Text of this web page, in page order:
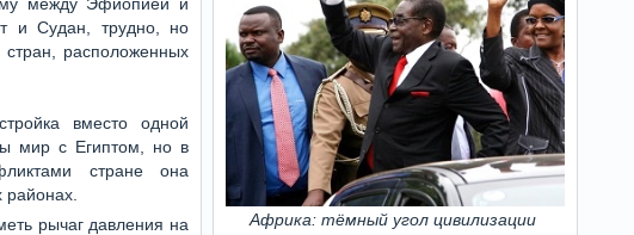
и Судан, трудно, но
расположенных
вместо одной
мир с Египтом, но в
стране она
районах.
рычаг давления на
Африка: тёмный угол цивилизации